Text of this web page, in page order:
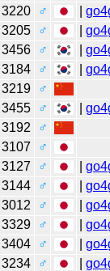
3220 ♂ |
3205 ♂ |
3456 ♂ |
3184 ♂ |
3219
♂
3455 ♂ |
3192
♂
3107
♂
3127 ♂ |
3144 ♂ |
3012 ♂ |
3329 ♂ |
3404 ♂ |
3234 ♂ |